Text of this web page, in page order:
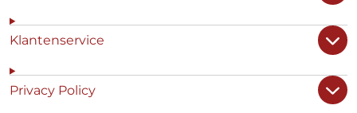
Klantenservice
Privacy Policy